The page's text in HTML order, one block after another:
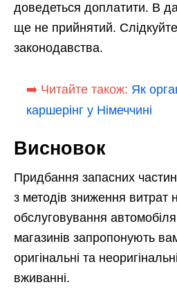
доведеться доплатити. В
ще не прийнятий.
законодавства.
➡️ Читайте також: Як
каршерінг у Німеччині
Висновок
Придбання запасних
з методів зниження витрат
обслуговування
магазинів запропонують
оригінальні та
вживанні.